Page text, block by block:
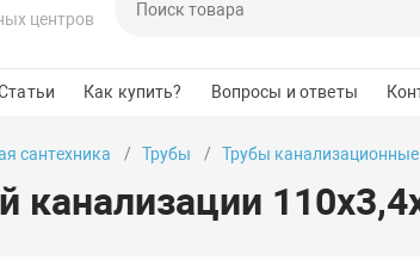
центров
Как купить? Вопросы и ответы
сантехника Трубы Трубы канализационные
канализации